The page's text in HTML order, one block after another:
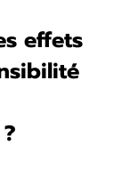
effets